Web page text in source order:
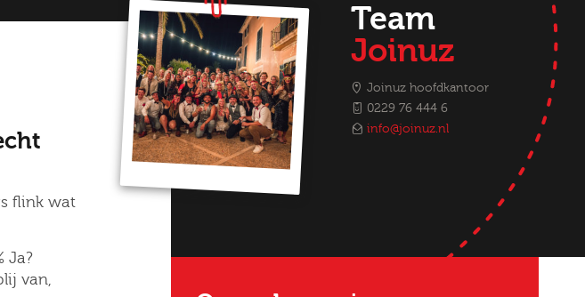
flink wat
Ja?
van,
Team
Joinuz
Joinuz hoofdkantoor
0229 76 444 6
info@joinuz.nl